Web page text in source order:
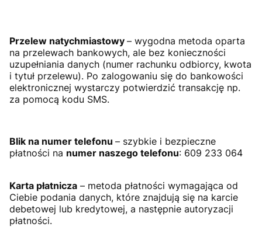
Przelew natychmiastowy – wygodna metoda oparta
na przelewach bankowych, ale bez konieczności
uzupełniania danych (numer rachunku odbiorcy, kwota
i tytuł przelewu). Po zalogowaniu się do bankowości
elektronicznej wystarczy potwierdzić transakcję np.
za pomocą kodu SMS.
Blik na numer telefonu – szybkie i bezpieczne
płatności na numer naszego telefonu: 609 233 064
Karta płatnicza – metoda płatności wymagająca od
Ciebie podania danych, które znajdują się na karcie
debetowej lub kredytowej, a następnie autoryzacji
płatności.